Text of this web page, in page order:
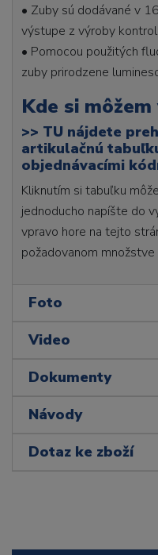
• Zuby sú dodávané v
výstupe z výroby
• Pomocou použitých
zuby prirodzene
Kde si
>> TU nájdete
artikulačnú
objednávacími
Kliknutím si tabuľku
jednoducho napíšte do
vpravo hore na tejto
požadovanom
Foto
Video
Dokumenty
Návody
Dotaz ke zboží